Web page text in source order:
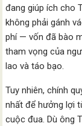
đang giúp ích cho
không phải gánh
phí — vốn đã bào
tham vọng của
lao và táo bạo.
Tuy nhiên, chính
nhất để hưởng lợi
cuộc đua. Dù ông